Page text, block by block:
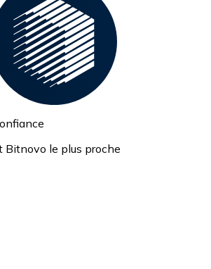
Bitnovo le plus proche